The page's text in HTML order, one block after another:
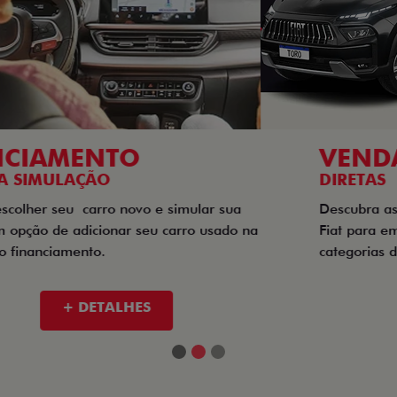
VENDAS
DIRETAS
Descubra as melhores soluções e descontos em um novo
Fiat para empresas, produtores rurais, taxistas e outras
categorias de negócios.